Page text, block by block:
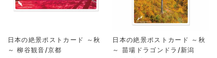
日本の絶景ポストカード ～秋
～ 柳谷観音/京都
日本の絶景ポストカード ～秋
～ 苗場ドラゴンドラ/新潟